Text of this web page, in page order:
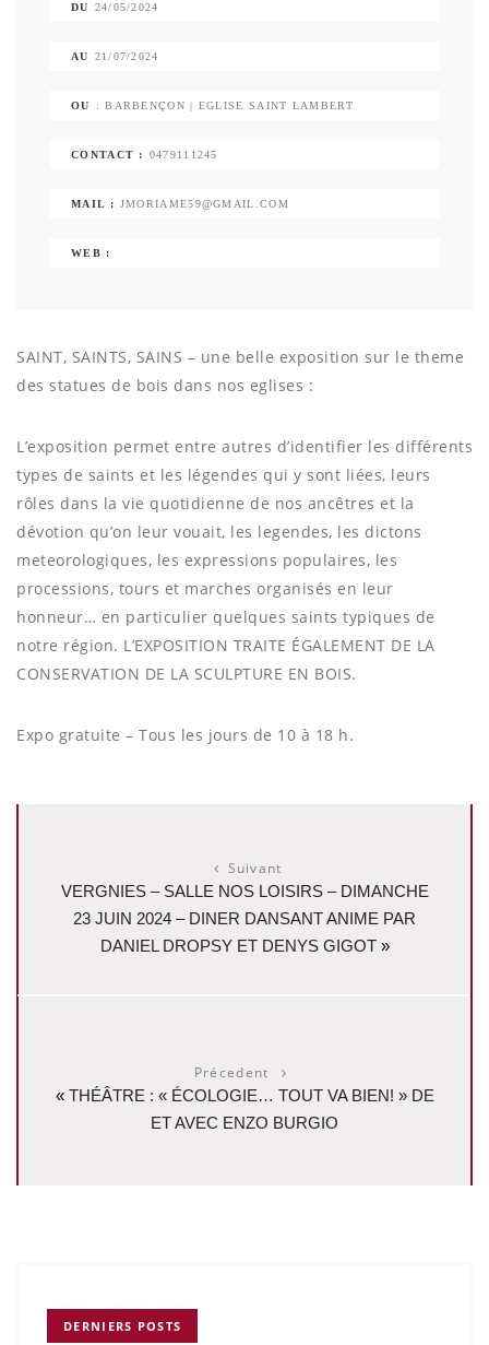
DU 24/05/2024
AU 21/07/2024
OU : BARBENÇON | EGLISE SAINT LAMBERT
CONTACT : 0479111245
MAIL : JMORIAME59@GMAIL.COM
WEB :
SAINT, SAINTS, SAINS – une belle exposition sur le theme
des statues de bois dans nos eglises :
L’exposition permet entre autres d’identifier les différents
types de saints et les légendes qui y sont liées, leurs
rôles dans la vie quotidienne de nos ancêtres et la
dévotion qu’on leur vouait, les legendes, les dictons
meteorologiques, les expressions populaires, les
processions, tours et marches organisés en leur
honneur… en particulier quelques saints typiques de
notre région. L’EXPOSITION TRAITE ÉGALEMENT DE LA
CONSERVATION DE LA SCULPTURE EN BOIS.
Expo gratuite – Tous les jours de 10 à 18 h.
Suivant
VERGNIES – SALLE NOS LOISIRS – DIMANCHE
23 JUIN 2024 – DINER DANSANT ANIME PAR
DANIEL DROPSY ET DENYS GIGOT»
Précedent
« THÉÂTRE : « ÉCOLOGIE… TOUT VA BIEN! » DE
ET AVEC ENZO BURGIO
DERNIERS POSTS